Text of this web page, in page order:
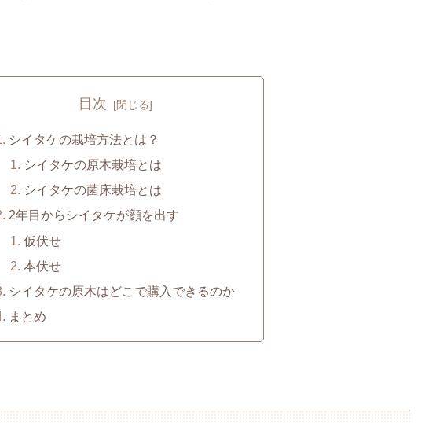
目次
シイタケの栽培方法とは？
シイタケの原木栽培とは
シイタケの菌床栽培とは
2年目からシイタケが顔を出す
仮伏せ
本伏せ
シイタケの原木はどこで購入できるのか
まとめ